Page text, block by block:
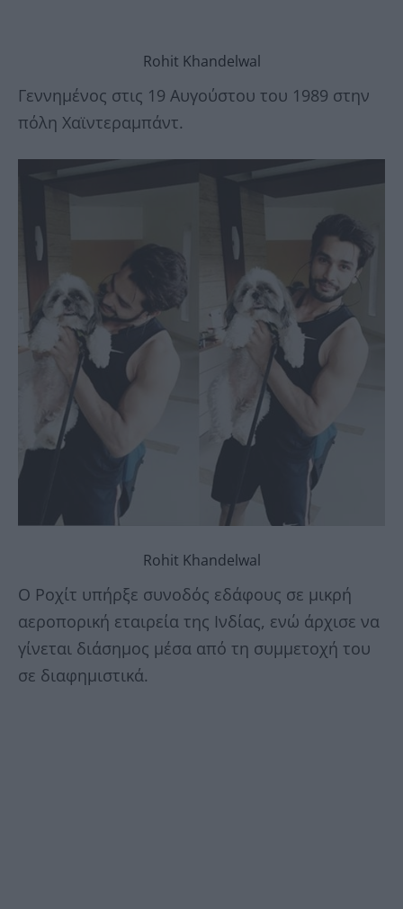
Rohit Khandelwal
Γεννημένος στις 19 Αυγούστου του 1989 στην
πόλη Χαϊντεραμπάντ.
Rohit Khandelwal
O Ροχίτ υπήρξε συνοδός εδάφους σε μικρή
αεροπορική εταιρεία της Ινδίας, ενώ άρχισε να
γίνεται διάσημος μέσα από τη συμμετοχή του
σε διαφημιστικά.